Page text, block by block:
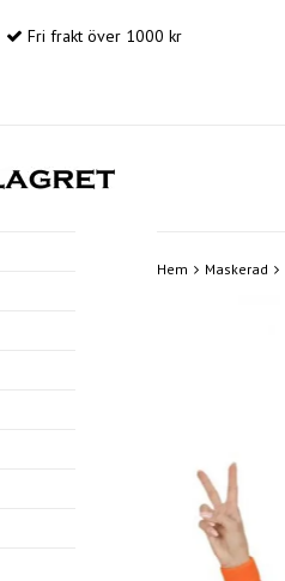
Fri frakt över 1000 kr
Hem Maskerad